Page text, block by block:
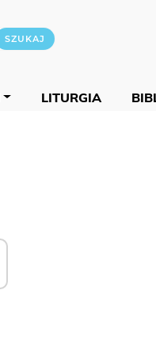
LITURGIA